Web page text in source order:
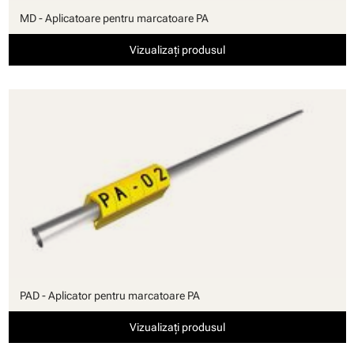
MD - Aplicatoare pentru marcatoare PA
Vizualizați produsul
PAD - Aplicator pentru marcatoare PA
Vizualizați produsul